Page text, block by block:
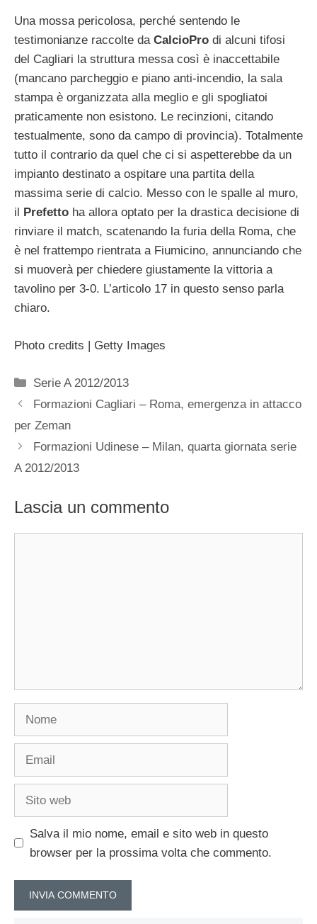
Una mossa pericolosa, perché sentendo le
testimonianze raccolte da CalcioPro di alcuni tifosi
del Cagliari la struttura messa così è inaccettabile
(mancano parcheggio e piano anti-incendio, la sala
stampa è organizzata alla meglio e gli spogliatoi
praticamente non esistono. Le recinzioni, citando
testualmente, sono da campo di provincia). Totalmente
tutto il contrario da quel che ci si aspetterebbe da un
impianto destinato a ospitare una partita della
massima serie di calcio. Messo con le spalle al muro,
il
Prefetto ha allora optato per la drastica decisione di
rinviare il match, scatenando la furia della Roma, che
è nel frattempo rientrata a Fiumicino, annunciando che
si muoverà per chiedere giustamente la vittoria a
tavolino per 3-0. L’articolo 17 in questo senso parla
chiaro.
Photo credits | Getty Images
Categorie
Serie A 2012/2013
Formazioni Cagliari – Roma, emergenza in attacco
per Zeman
Formazioni Udinese – Milan, quarta giornata serie
A 2012/2013
Lascia un commento
Nome
Email
Sito
Salva il mio nome, email e sito web in questo
browser per la prossima volta che commento.